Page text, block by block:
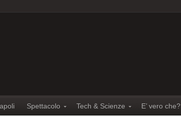
Spettacolo Tech & Scienze E’ vero che?